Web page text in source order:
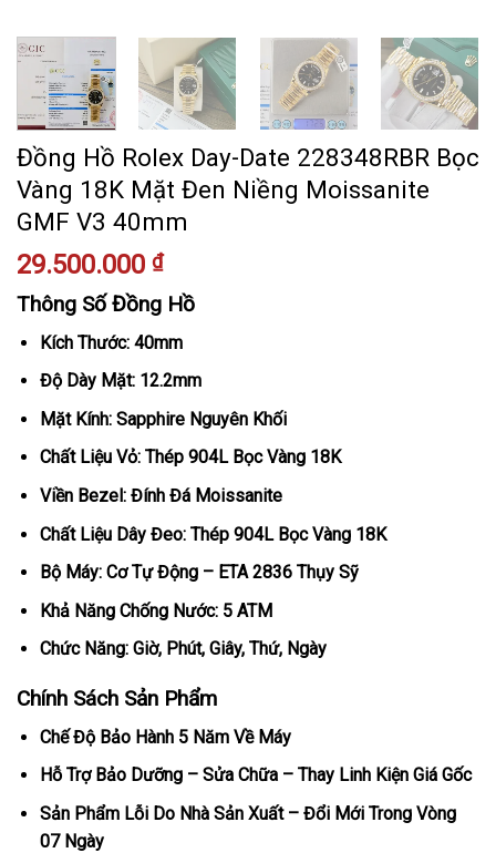
Đồng Hồ Rolex Day-Date 228348RBR Bọc
Vàng 18K Mặt Đen Niềng Moissanite
GMF V3 40mm
29.500.000 ₫
Thông Số Đồng Hồ
Kích Thước: 40mm
Độ Dày Mặt: 12.2mm
Mặt Kính: Sapphire Nguyên Khối
Chất Liệu Vỏ: Thép 904L Bọc Vàng 18K
Viền Bezel: Đính Đá Moissanite
Chất Liệu Dây Đeo: Thép 904L Bọc Vàng 18K
Bộ Máy: Cơ Tự Động – ETA 2836 Thụy Sỹ
Khả Năng Chống Nước: 5 ATM
Chức Năng: Giờ, Phút, Giây, Thứ, Ngày
Chính Sách Sản Phẩm
Chế Độ Bảo Hành 5 Năm Về Máy
Hỗ Trợ Bảo Dưỡng – Sửa Chữa – Thay Linh Kiện Giá Gốc
Sản Phẩm Lỗi Do Nhà Sản Xuất – Đổi Mới Trong Vòng
07 Ngày